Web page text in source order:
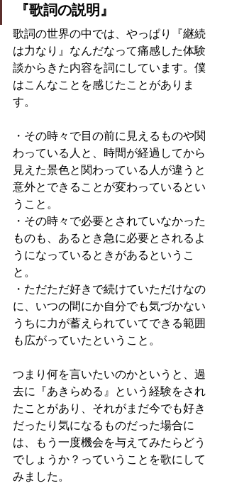
『歌詞の説明』
歌詞の世界の中では、やっぱり『継続
は力なり』なんだなって痛感した体験
談からきた内容を詞にしています。僕
はこんなことを感じたことがありま
す。
・その時々で目の前に見えるものや関
わっている人と、時間が経過してから
見えた景色と関わっている人が違うと
意外とできることが変わっているとい
うこと。
・その時々で必要とされていなかった
ものも、あるとき急に必要とされるよ
うになっているときがあるというこ
と。
・ただただ好きで続けていただけなの
に、いつの間にか自分でも気づかない
うちに力が蓄えられていてできる範囲
も広がっていたということ。
つまり何を言いたいのかというと、過
去に『あきらめる』という経験をされ
たことがあり、それがまだ今でも好き
だったり気になるものだった場合に
は、もう一度機会を与えてみたらどう
でしょうか？っていうことを歌にして
みました。